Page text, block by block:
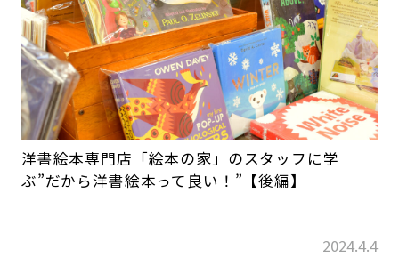
洋書絵本専門店「絵本の家」のスタッフに学
ぶ”だから洋書絵本って良い！”【後編】
2024.4.4